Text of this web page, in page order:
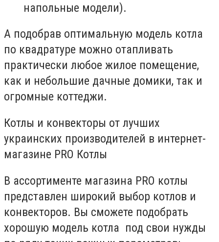
напольные модели).
А подобрав оптимальную модель котла
по квадратуре можно отапливать
практически любое жилое помещение,
как и небольшие дачные домики, так и
огромные коттеджи.
Котлы и конвекторы от лучших
украинских производителей в интернет-
магазине PRO Котлы
В ассортименте магазина PRO котлы
представлен широкий выбор котлов и
конвекторов. Вы сможете подобрать
хорошую модель котла под свои нужды